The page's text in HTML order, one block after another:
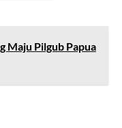
Maju Pilgub Papua